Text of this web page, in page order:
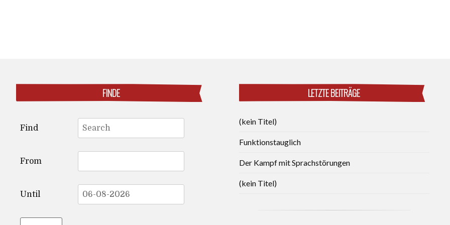
FINDE
for:
Find
From
Until
LETZTE BEITRÄGE
(kein Titel)
Funktionstauglich
Der Kampf mit Sprachstörungen
(kein Titel)